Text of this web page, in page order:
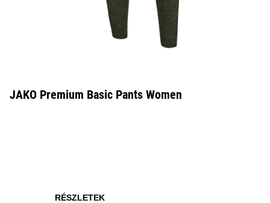
JAKO Premium Basic Pants Women
RÉSZLETEK